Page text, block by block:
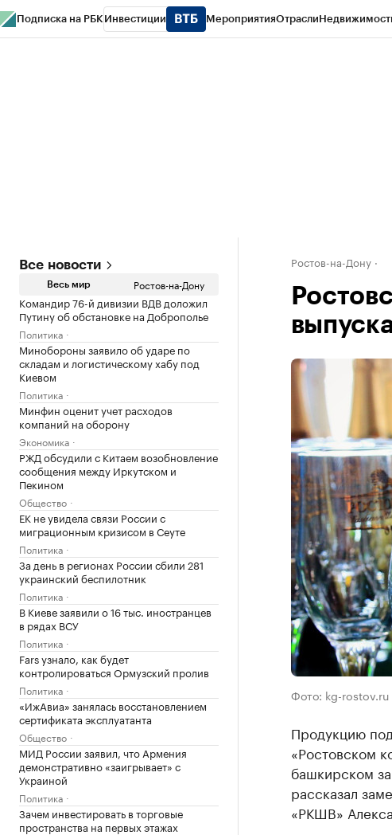
Подписка на РБК Инвестиции МероприятияОтрасли
Все новости
Весь мир Ростов-на-Дону
Командир 76-й дивизии ВДВ доложил
Путину об обстановке на Доброполье
Политика
Минобороны заявило об ударе по
складам и логистическому хабу под
Киевом
Политика
Минфин оценит учет расходов
компаний на оборону
Экономика
РЖД обсудили с Китаем возобновление
сообщения между Иркутском и
Пекином
Общество
ЕК не увидела связи России с
миграционным кризисом в Сеуте
Политика
За день в регионах России сбили 281
украинский беспилотник
Политика
В Киеве заявили о 16 тыс. иностранцев
в рядах ВСУ
Политика
Fars узнало, как будет
контролироваться Ормузский пролив
Политика
«ИжАвиа» занялась восстановлением
сертификата эксплуатанта
Общество
МИД России заявил, что Армения
демонстративно «заигрывает» с
Украиной
Политика
Зачем инвестировать в торговые
пространства на первых этажах
Ростов-на-Дону
Фото: kg-rostov.ru
Продукцию
«Ростовском
башкирском
рассказал
«РКШВ»